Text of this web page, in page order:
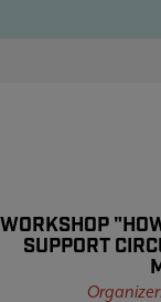
WORKSHOP
SUPPORT